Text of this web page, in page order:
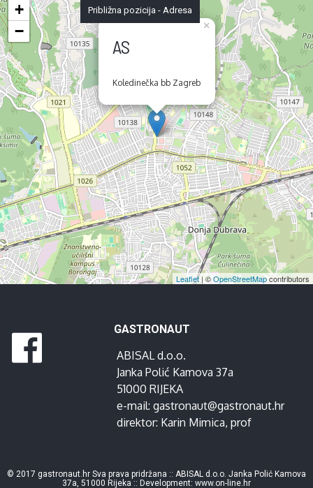
AS
Koledinečka bb Zagreb
×
+
−
Leaflet| ©OpenStreetMapcontributors
Približna pozicija - Adresa
GASTRONAUT
ABISAL d.o.o.
Janka Polić Kamova 37a
51000 RIJEKA
e-mail: gastronaut@gastronaut.hr
direktor: Karin Mimica, prof
© 2017 gastronaut.hr Sva prava pridržana :: ABISAL d.o.o. Janka Polić Kamova
37a, 51000 Rijeka :: Development: www.on-line.hr